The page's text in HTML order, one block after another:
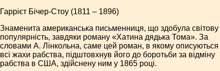
Гаррієт Бічер-Стоу (1811 – 1896)
Знаменита американська письменниця, що здобула світову
популярність, завдяки роману «Хатина дядька Тома». За
словами А. Лінкольна, саме цей роман, в якому описуються
всі жахи рабства, підштовхнув його до боротьби за відміну
рабства в США, здійснену ним у 1865 році.